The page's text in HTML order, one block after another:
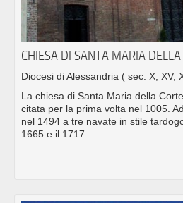
CHIESA DI SANTA MARIA DELLA
Diocesi di Alessandria ( sec. X; XV;
La chiesa di Santa Maria della
citata per la prima volta nel 1005.
nel 1494 a tre navate in stile
1665 e il 1717.